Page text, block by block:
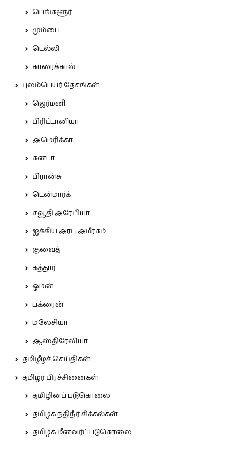
பெங்களூர்
மும்பை
டெல்லி
காரைக்கால்
புலம்பெயர் தேசங்கள்
ஜெர்மனி
பிரிட்டானியா
அமெரிக்கா
கனடா
பிரான்சு
டென்மார்க்
சவூதி அரேபியா
ஐக்கிய அரபு அமீரகம்
குவைத்
கத்தார்
ஓமன்
பக்ரைன்
மலேசியா
ஆஸ்திரேலியா
தமிழீழச் செய்திகள்
தமிழர் பிரச்சினைகள்
தமிழினப் படுகொலை
தமிழக நதிநீர் சிக்கல்கள்
தமிழக மீனவர்ப் படுகொலை